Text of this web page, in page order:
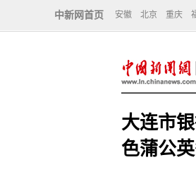
中新网首页 安徽 北京 重庆
大连市
色蒲公